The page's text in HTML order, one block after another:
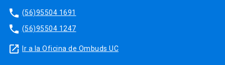
phone (56)95504 1691
phone (56)95504 1247
launch Ir a la Oficina de Ombuds UC